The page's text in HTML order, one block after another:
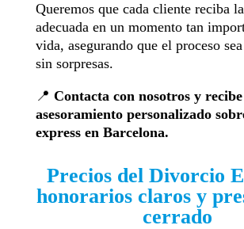
Queremos que cada cliente reciba
adecuada en un momento tan
vida, asegurando que el proceso
sin sorpresas.
📍 Contacta con nosotros y recibe
asesoramiento personalizado
express en Barcelona.
Precios del Divorcio
honorarios claros y
cerrado